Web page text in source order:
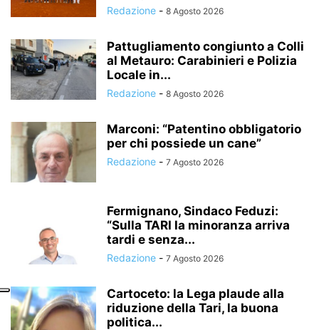
Redazione - 8 Agosto 2026
Pattugliamento congiunto a Colli
al Metauro: Carabinieri e Polizia
Locale in...
Redazione - 8 Agosto 2026
Marconi: “Patentino obbligatorio
per chi possiede un cane”
Redazione - 7 Agosto 2026
Fermignano, Sindaco Feduzi:
“Sulla TARI la minoranza arriva
tardi e senza...
Redazione - 7 Agosto 2026
Cartoceto: la Lega plaude alla
riduzione della Tari, la buona
politica...